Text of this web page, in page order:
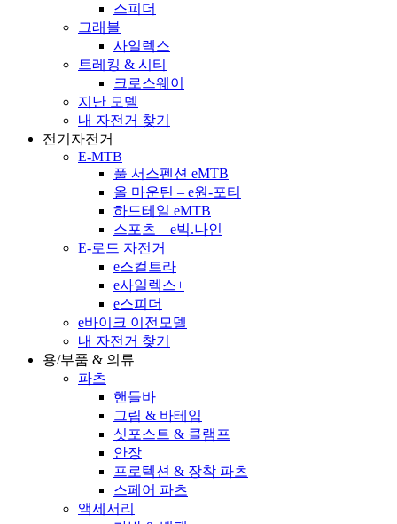
스피더
그래블
사일렉스
트레킹 & 시티
크로스웨이
지난 모델
내 자전거 찾기
전기자전거
E-MTB
풀 서스펜션 eMTB
올 마운틴 – e원-포티
하드테일 eMTB
스포츠 – e빅.나인
E-로드 자전거
e스컬트라
e사일렉스+
e스피더
e바이크 이전모델
내 자전거 찾기
용/부품 & 의류
파츠
핸들바
그립 & 바테입
싯포스트 & 클램프
안장
프로텍션 & 장착 파츠
스페어 파츠
액세서리